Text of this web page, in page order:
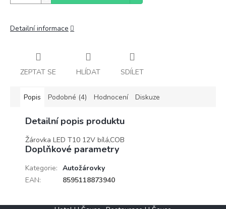
Detailní informace
ZEPTAT SE HLÍDAT SDÍLET
Popis Podobné (4) Hodnocení Diskuze
Detailní popis produktu
Žárovka LED T10 12V bílá,COB
Doplňkové parametry
Kategorie: Autožárovky
EAN: 8595118873940